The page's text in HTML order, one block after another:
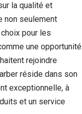
la qualité et
non seulement
pour les
une opportunité
rejoindre
réside dans son
exceptionnelle, à
et un service